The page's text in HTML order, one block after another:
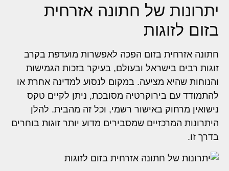
יתרונות של חתונה אזרחית
בזום לזוגות
חתונה אזרחית בזום הפכה לאפשרות מועדפת בקרב
זוגות רבים בישראל ובעולם, בעיקר בזכות הגמישות
והנוחות שהיא מציעה. במקום לנסוע למדינה אחרת או
להתמודד עם בירוקרטיה מסובכת, ניתן לקיים טקס
נישואין מרחוק באישור רשמי, וכל זה מהבית. להלן
היתרונות המרכזיים שמסבירים מדוע יותר זוגות בוחרים
בדרך זו.